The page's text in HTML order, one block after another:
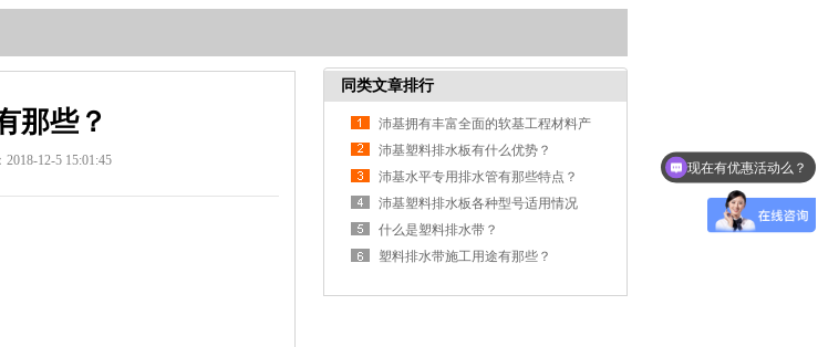
那些？
12-5 15:01:45
同类文章排行
沛基拥有丰富全面的软基工程材料产
品体系
沛基塑料排水板有什么优势？
沛基水平专用排水管有那些特点？
沛基塑料排水板各种型号适用情况
什么是塑料排水带？
塑料排水带施工用途有那些？
可以介绍下你们的产品么？